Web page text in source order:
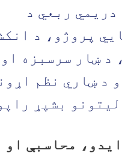
دريمي ربعي د
پروژو، د
د ښار سرسبزه
د ښاري نظم
بشپړ
محاسبې او